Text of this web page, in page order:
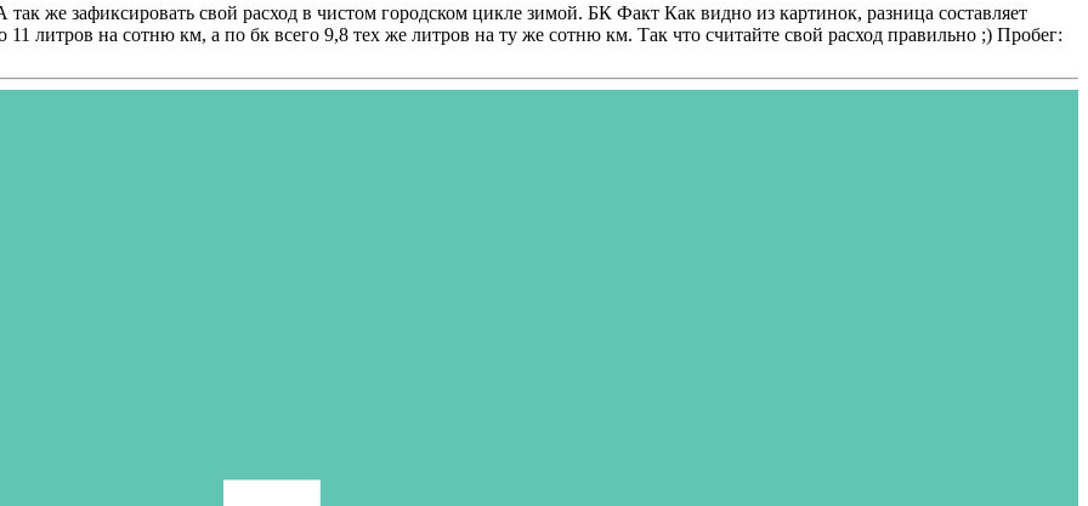
же зафиксировать свой расход в чистом городском цикле зимой. БК Факт Как видно из картинок, разница составляет
литров на сотню км, а по бк всего 9,8 тех же литров на ту же сотню км. Так что считайте свой расход правильно ;) Пробег: